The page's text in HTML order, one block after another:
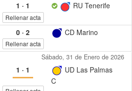
1 · 1 RU Tenerife
Rellenar acta
0· 2 CD Marino
Rellenar acta
Sábado, 31 de Enero de 2026
1 · 1
UD Las Palmas
C